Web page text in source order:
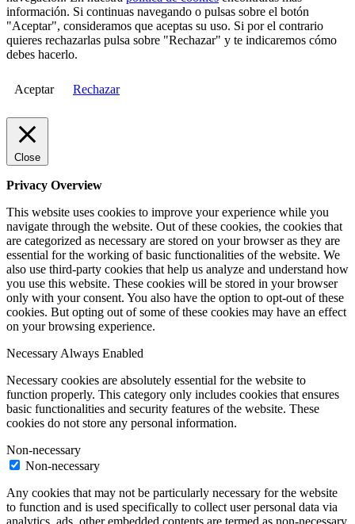
información. Si continuas navegando o pulsas sobre el botón
"Aceptar", consideramos que aceptas su uso. Si por el contrario
quieres rechazarlas pulsa sobre "Rechazar" y te indicaremos cómo
debes hacerlo.
Aceptar Rechazar
Close
Privacy Overview
This website uses cookies to improve your experience while you
navigate through the website. Out of these cookies, the cookies that
are categorized as necessary are stored on your browser as they are
essential for the working of basic functionalities of the website. We
also use third-party cookies that help us analyze and understand how
you use this website. These cookies will be stored in your browser
only with your consent. You also have the option to opt-out of these
cookies. But opting out of some of these cookies may have an effect
on your browsing experience.
NecessaryAlways Enabled
Necessary cookies are absolutely essential for the website to
function properly. This category only includes cookies that ensures
basic functionalities and security features of the website. These
cookies do not store any personal information.
Non-necessary
Non-necessary
Any cookies that may not be particularly necessary for the website
to function and is used specifically to collect user personal data via